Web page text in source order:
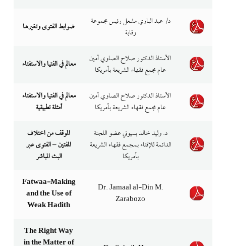
ضوابط الفتوى وتغيرها ﺩ/ ﻋﺒﺪ ﺍﻟﺒﺎﺭﻱ ﻣﺸﻌﻞ رﺋﻴﺲ ﻣﺠﻤﻮﻋﺔ
رﻗﺎﺑﺔ
معالم في الفتيا والاستفتاء الأستاذ الدكتور صلاح الصاوي أمين
عام مجمع فقهاء الشريعة بأمريكا
معالم في الفتيا والاستفتاء
أمثلة تطبيقية
الأستاذ الدكتور صلاح الصاوي أمين
عام مجمع فقهاء الشريعة بأمريكا
الموقف من اختلاف
المفتين – الفتوى عبر
البث المباشر
ﺩ. ﻭﻟﻴﺪ ﺧﺎﻟﺪ ﺑﺴﻴﻮﻧﻲ عضو اللجنة
الدائمة للإفتاء بمجمع فقهاء الشريعة
بأمريكا
Fatwaa-Making
and the Use of
Weak Hadith
Dr. Jamaal al-Din M.
Zarabozo
The Right Way